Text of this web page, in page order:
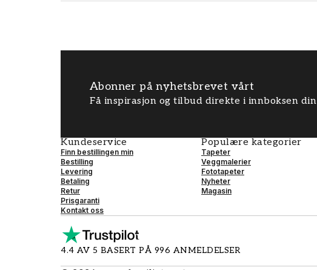
Abonner på nyhetsbrevet vårt
Få inspirasjon og tilbud direkte i innboksen din
Kundeservice
Finn bestillingen min
Bestilling
Levering
Betaling
Retur
Prisgaranti
Kontakt oss
Populære kategorier
Tapeter
Veggmalerier
Fototapeter
Nyheter
Magasin
4.4 AV 5 BASERT PÅ 996 ANMELDELSER